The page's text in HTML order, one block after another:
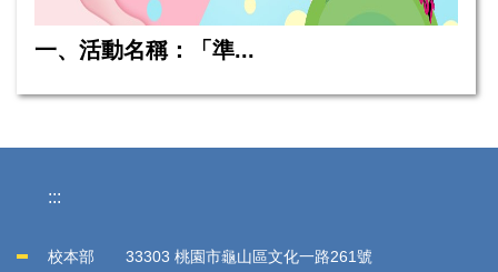
一、活動名稱：「準...
:::
校本部 33303 桃園市龜山區文化一路261號